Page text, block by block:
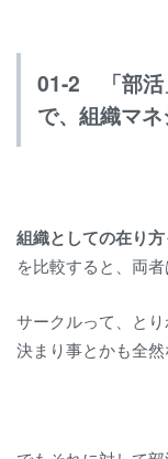
01-2 「部活
で、組織マネ
組織としての在り方
を比較すると、両者
サークルって、とり
決まり事とかも全然